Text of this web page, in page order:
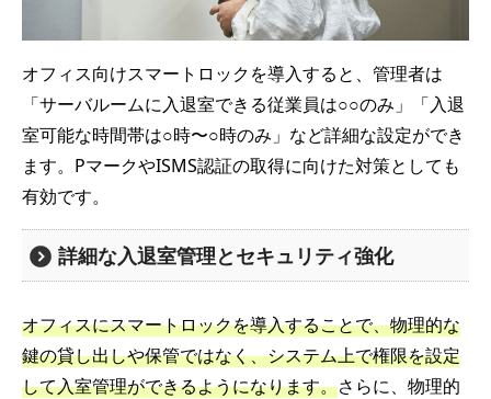
オフィス向けスマートロックを導入すると、管理者は
「サーバルームに入退室できる従業員は○○のみ」「入退
室可能な時間帯は○時〜○時のみ」など詳細な設定ができ
ます。PマークやISMS認証の取得に向けた対策としても
有効です。
詳細な入退室管理とセキュリティ強化
オフィスにスマートロックを導入することで、物理的な
鍵の貸し出しや保管ではなく、システム上で権限を設定
して入室管理ができるようになります。さらに、物理的